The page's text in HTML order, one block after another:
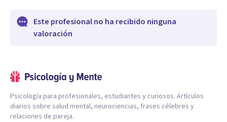
Este profesional no ha recibido ninguna
valoración
Psicología para profesionales, estudiantes y curiosos. Artículos
diarios sobre salud mental, neurociencias, frases célebres y
relaciones de pareja.